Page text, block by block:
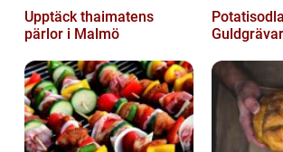
Upptäck thaimatens
pärlor i Malmö